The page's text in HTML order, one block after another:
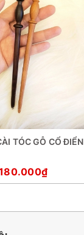
TÓC GỖ CỔ ĐIỂN